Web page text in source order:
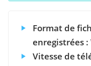
Format de
enregistrées :
Vitesse de